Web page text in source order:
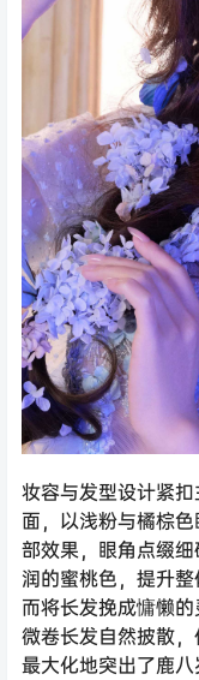
妆容与发型设计紧
面，以浅粉与橘棕
部效果，眼角点缀
润的蜜桃色，提升
而将长发挽成慵懒
微卷长发自然披散，
最大化地突出了鹿